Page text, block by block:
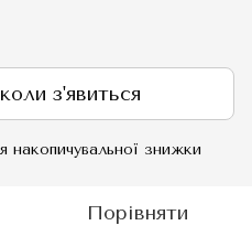
з'явиться
накопичувальної знижки
Порівняти